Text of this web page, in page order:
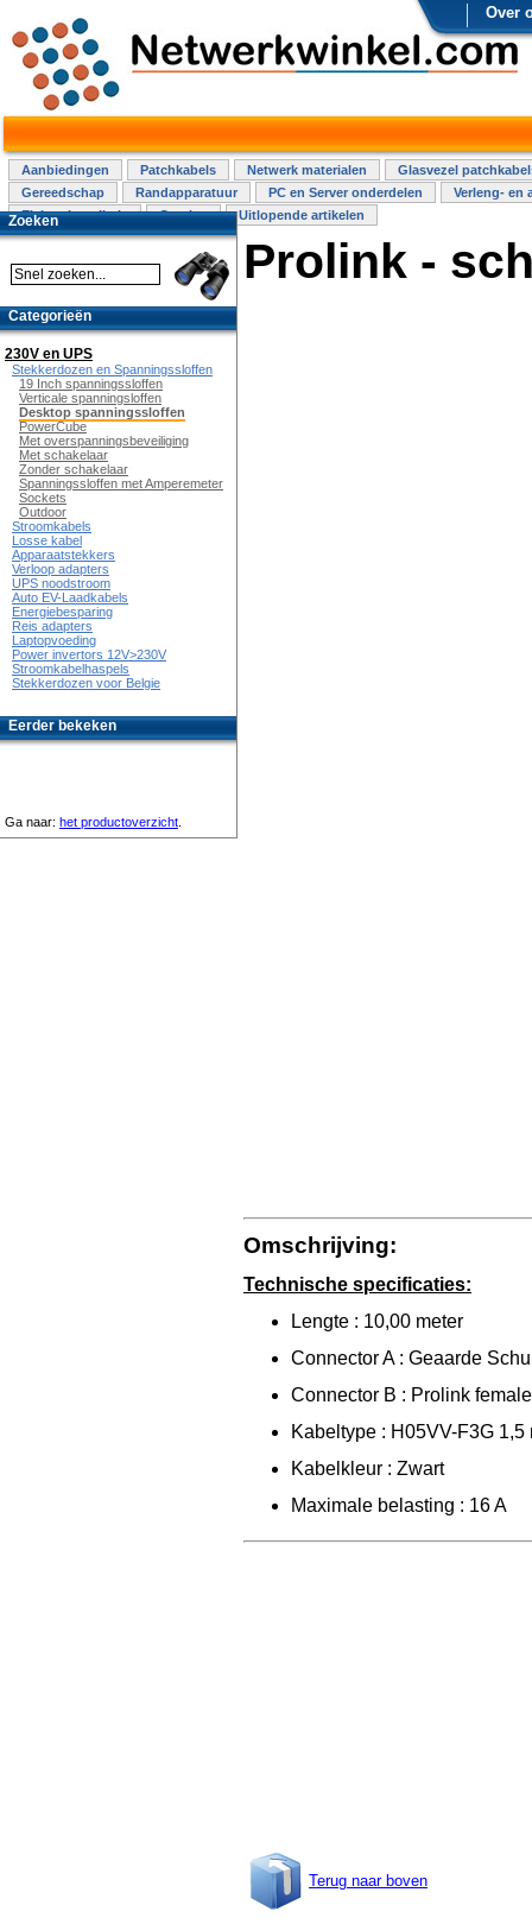
Over
Aanbiedingen Patchkabels Netwerk materialen
Glasvezel
Gereedschap
Randapparatuur PC en Server onderdelen
Verleng- en
Elektra installatie
Overige Uitlopende artikelen
Prolink -
Omschrijving:
Technische specificaties:
Lengte : 10,00 meter
Connector A : Geaarde
Connector B : Prolink female
Kabeltype : H05VV-F3G 1,5
Kabelkleur : Zwart
Maximale belasting : 16 A
Terug naar boven
Zoeken
Categorieën
230V en UPS
Stekkerdozen en Spanningssloffen
19 Inch spanningssloffen
Verticale spanningsloffen
Desktop spanningssloffen
PowerCube
Met overspanningsbeveiliging
Met schakelaar
Zonder schakelaar
Spanningssloffen met Amperemeter
Sockets
Outdoor
Stroomkabels
Losse kabel
Apparaatstekkers
Verloop adapters
UPS noodstroom
Auto EV-Laadkabels
Energiebesparing
Reis adapters
Laptopvoeding
Power invertors 12V>230V
Stroomkabelhaspels
Stekkerdozen voor Belgie
Eerder bekeken
Ga naar: het productoverzicht